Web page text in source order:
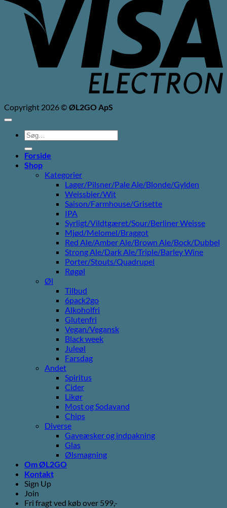
Copyright 2026 ©ØL2GO ApS
Søg
efter:
Forside
Shop
Kategorier
Lager/Pilsner/Pale Ale/Blonde/Gylden
Weissbier/Wit
Saison/Farmhouse/Grisette
IPA
Syrligt/Vildtgæret/Sour/Berliner Weisse
Mjød/Melomel/Braggot
Red Ale/Amber Ale/Brown Ale/Bock/Dubbel
Strong Ale/Dark Ale/Triple/Barley Wine
Porter/Stouts/Quadrupel
Røgøl
Øl
Tilbud
6pack2go
Alkoholfri
Glutenfri
Vegan/Vegansk
Black week
Juleøl
Farsdag
Andet
Spiritus
Cider
Likør
Most og Sodavand
Chips
Diverse
Gaveæsker og indpakning
Glas
Ølsmagning
Om ØL2GO
Kontakt
Sign Up
Join
Fri fragt ved køb over 599,-